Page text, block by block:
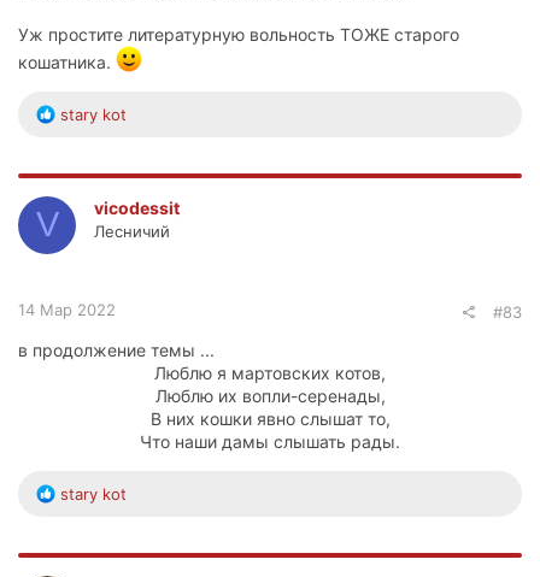
Уж простите литературную вольность ТОЖЕ старого
кошатника.
Р
к
ц
и
stary kot
V vicodessit
Лесничий
14 Мар 2022 #83
в продолжение темы ...
Люблю я мартовских котов,
Люблю их вопли-серенады,
В них кошки явно слышат то,
Что наши дамы слышать рады.​
Р
к
stary kot